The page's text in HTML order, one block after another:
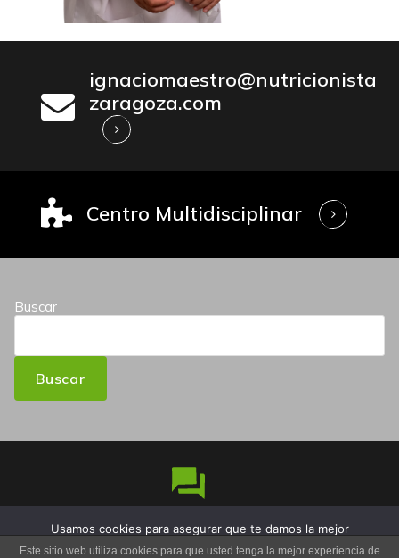
ignaciomaestro@nutricionista
zaragoza.com
Centro Multidisciplinar
Buscar
Buscar
Copyright © 2026 Iñaki Maestro Nutricionista | Funciona
Este sitio web utiliza cookies para que usted tenga la mejor experiencia de
Usamos cookies para asegurar que te damos la mejor
experiencia en nuestra web. Si continúas usando este sitio,